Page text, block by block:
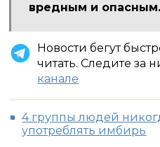
вредным и опасным.
Новости бегут
читать. Следите за
канале
4 группы людей
употреблять имбирь